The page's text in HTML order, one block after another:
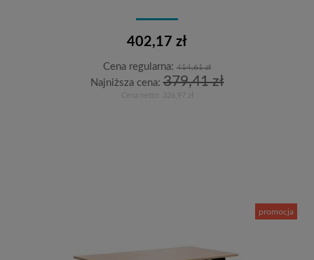
402,17 zł
Cena regularna: 414,61 zł
Najniższa cena:379,41 zł
326,97 zł
promocja